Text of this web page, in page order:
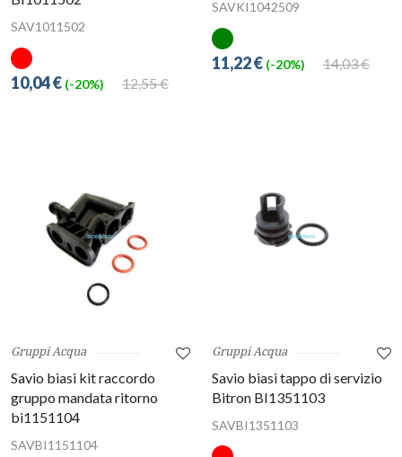
SAV1011502
12,55 €
10,04 € (-20%)
SAVKI1042509
14,03 €
11,22 € (-20%)
Gruppi Acqua
Savio biasi kit raccordo
gruppo mandata ritorno
bi1151104
SAVBI1151104
Gruppi Acqua
Savio biasi tappo di servizio
Bitron BI1351103
SAVBI1351103